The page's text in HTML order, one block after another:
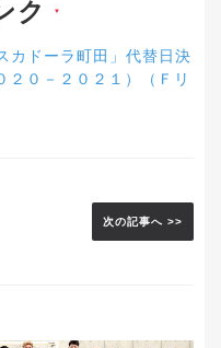
ク ▼
カドーラ町田」代替日決
２０－２０２１）（Ｆリ
次の記事へ >>